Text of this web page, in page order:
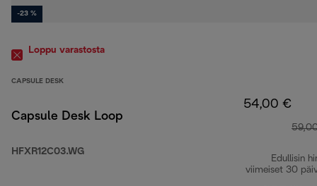
-23 %
Loppu varastosta
CAPSULE DESK
Capsule Desk Loop
HFXR12C03.WG
54,00 €
Edullisin
viimeiset 30